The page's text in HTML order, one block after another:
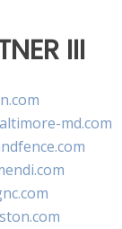
III
md.com